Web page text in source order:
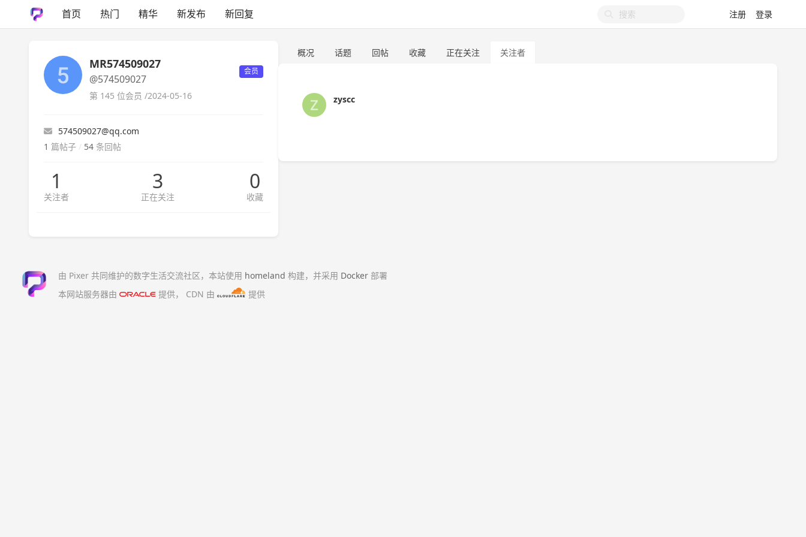
首页 热门 精华 新发布 新回复 注册 登录
MR574509027
@574509027
会员
第 145 位会员 /2024-05-16
574509027@qq.com
1 篇帖子 / 54 条回帖
1
关注者
3
正在关注
0
收藏
概况 话题 回帖 收藏 正在关注 关注者
zyscc
由 Pixer 共同维护的数字生活交流社区，本站使用 homeland 构建，并采用 Docker 部署
本网站服务器由
提供， CDN 由 提供